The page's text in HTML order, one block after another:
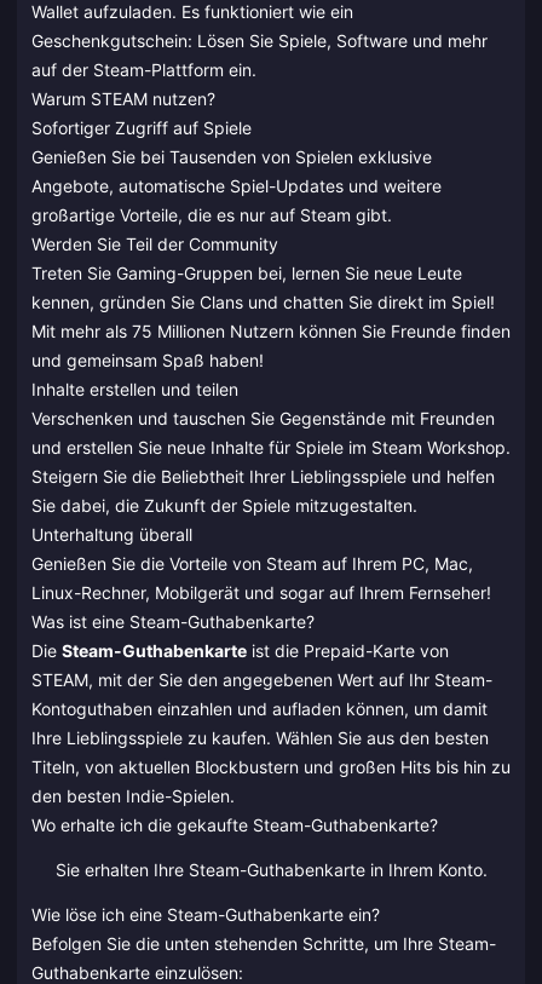
Wallet aufzuladen. Es funktioniert wie ein
Geschenkgutschein: Lösen Sie Spiele, Software und mehr
auf der Steam-Plattform ein.
Warum STEAM nutzen?
Sofortiger Zugriff auf Spiele
Genießen Sie bei Tausenden von Spielen exklusive
Angebote, automatische Spiel-Updates und weitere
großartige Vorteile, die es nur auf Steam gibt.
Werden Sie Teil der Community
Treten Sie Gaming-Gruppen bei, lernen Sie neue Leute
kennen, gründen Sie Clans und chatten Sie direkt im Spiel!
Mit mehr als 75 Millionen Nutzern können Sie Freunde finden
und gemeinsam Spaß haben!
Inhalte erstellen und teilen
Verschenken und tauschen Sie Gegenstände mit Freunden
und erstellen Sie neue Inhalte für Spiele im Steam Workshop.
Steigern Sie die Beliebtheit Ihrer Lieblingsspiele und helfen
Sie dabei, die Zukunft der Spiele mitzugestalten.
Unterhaltung überall
Genießen Sie die Vorteile von Steam auf Ihrem PC, Mac,
Linux-Rechner, Mobilgerät und sogar auf Ihrem Fernseher!
Was ist eine Steam-Guthabenkarte?
Die Steam-Guthabenkarte ist die Prepaid-Karte von
STEAM, mit der Sie den angegebenen Wert auf Ihr Steam-
Kontoguthaben einzahlen und aufladen können, um damit
Ihre Lieblingsspiele zu kaufen. Wählen Sie aus den besten
Titeln, von aktuellen Blockbustern und großen Hits bis hin zu
den besten Indie-Spielen.
Wo erhalte ich die gekaufte Steam-Guthabenkarte?
Sie erhalten Ihre Steam-Guthabenkarte in Ihrem Konto.
Wie löse ich eine Steam-Guthabenkarte ein?
Befolgen Sie die unten stehenden Schritte, um Ihre Steam-
Guthabenkarte einzulösen: